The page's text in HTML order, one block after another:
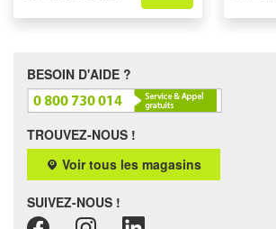
BESOIN D'AIDE ?
TROUVEZ-NOUS !
Voir tous les magasins
SUIVEZ-NOUS !